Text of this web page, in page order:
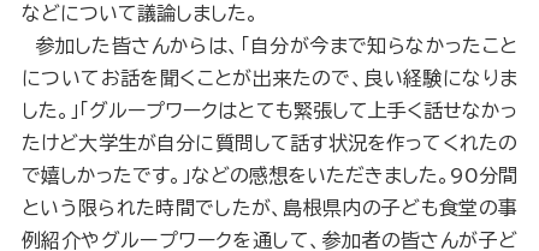
などについて議論しました。
参加した皆さんからは、「自分が今まで知らなかったこと
についてお話を聞くことが出来たので、良い経験になりま
した。」「グループワークはとても緊張して上手く話せなかっ
たけど大学生が自分に質問して話す状況を作ってくれたの
で嬉しかったです。」などの感想をいただきました。90分間
という限られた時間でしたが、島根県内の子ども食堂の事
例紹介やグループワークを通して、参加者の皆さんが子ど